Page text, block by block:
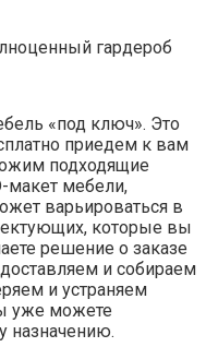
«под ключ». Это
приедем к вам
подходящие
макет мебели,
варьироваться в
которые вы
решение о заказе
и собираем
и устраняем
уже можете
назначению.